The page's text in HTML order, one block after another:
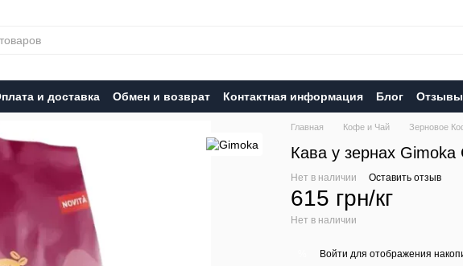
и доставка Обмен и возврат Контактная информация Блог Отзывы
Главная Кофе и Чай Зерновое
Кава у зернах Gimoka
Нет в наличии Оставить отзыв
615 грн/кг
Нет в наличии
Войти для отображения